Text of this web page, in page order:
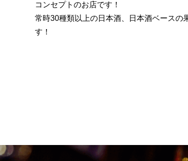
コンセプトのお店です！
常時30種類以上の日本酒、日本酒ベースの
す！